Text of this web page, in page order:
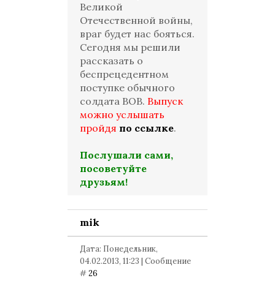
Великой
Отечественной войны,
враг будет нас бояться.
Сегодня мы решили
рассказать о
беспрецедентном
поступке обычного
солдата ВОВ. Выпуск
можно услышать
пройдя по ссылке.
Послушали сами,
посоветуйте
друзьям!
mik
Дата: Понедельник,
04.02.2013, 11:23 | Сообщение
#26